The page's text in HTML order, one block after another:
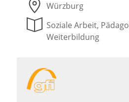
Würzburg
Soziale Arbeit,
Weiterbildung